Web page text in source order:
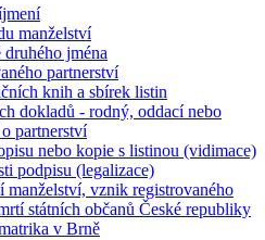
manželství
jména
partnerství
knih a sbírek listin
dokladů - rodný, oddací nebo
partnerství
nebo kopie s listinou (vidimace)
podpisu (legalizace)
manželství, vznik registrovaného
státních občanů České republiky
v Brně